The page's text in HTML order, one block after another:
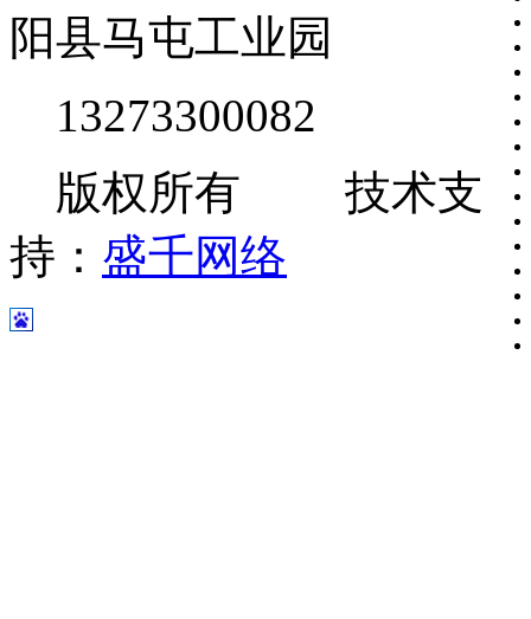
阳县马屯工业园
13273300082
版权所有 技术支
持： 盛千网络